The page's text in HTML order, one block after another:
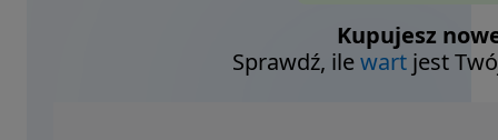
Kupujesz
Sprawdź, ilewart jest